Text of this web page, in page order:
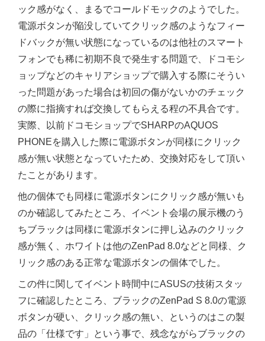
ック感がなく、まるでコールドモックのようでした。
電源ボタンが陥没していてクリック感のようなフィー
ドバックが無い状態になっているのは他社のスマート
フォンでも稀に初期不良で発生する問題で、ドコモシ
ョップなどのキャリアショップで購入する際にそうい
った問題があった場合は初回の傷がないかのチェック
の際に指摘すれば交換してもらえる程の不具合です。
実際、以前ドコモショップでSHARPのAQUOS
PHONEを購入した際に電源ボタンが同様にクリック
感が無い状態となっていたため、交換対応をして頂い
たことがあります。
他の個体でも同様に電源ボタンにクリック感が無いも
のか確認してみたところ、イベント会場の展示機のう
ちブラックは同様に電源ボタンに押し込みのクリック
感が無く、ホワイトは他のZenPad 8.0などと同様、ク
リック感のある正常な電源ボタンの個体でした。
この件に関してイベント時間中にASUSの技術スタッ
フに確認したところ、ブラックのZenPad S 8.0の電源
ボタンが硬い、クリック感の無い、というのはこの製
品の「仕様です」という事で、残念ながらブラックの